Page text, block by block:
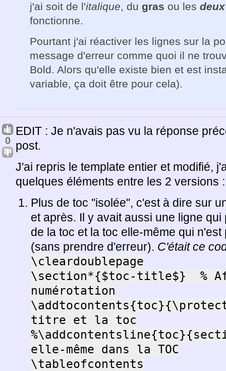
j'ai soit de l'italique, du gras ou les deux
fonctionne.
Pourtant j'ai réactiver les lignes sur la
message d'erreur comme quoi il ne
Bold. Alors qu'elle existe bien et est
variable, ça doit être pour cela).
0
EDIT : Je n'avais pas vu la réponse
post.
J'ai repris le template entier et modifié,
quelques éléments entre les 2 versions :
Plus de toc "isolée", c'est à dire sur
et après. Il y avait aussi une ligne
de la toc et la toc elle-même qui
(sans prendre d'erreur). C'était ce
\cleardoublepage
\section*{$toc-title$}  %
numérotation
titre et la toc
elle-même dans la TOC
\tableofcontents